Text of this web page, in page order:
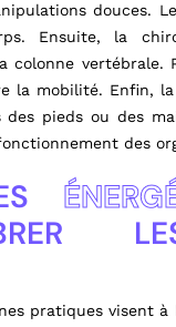
douces.
Ensuite, la
colonne vertébrale.
la mobilité. Enfin,
des pieds ou des
des
pratiques visent à